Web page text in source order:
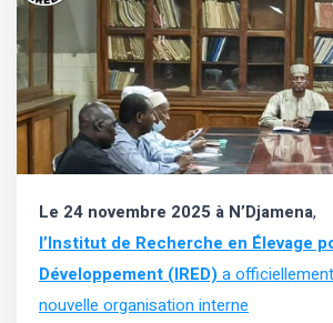
Le 24 novembre 2025 à N’Djamena,
l’Institut de Recherche en Élevage
Développement (IRED)a
nouvelle organisation interne